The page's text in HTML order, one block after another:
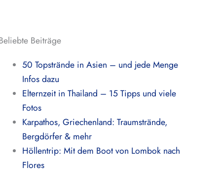
Beiträge
50 Topstrände in Asien – und jede Menge
Infos dazu
Elternzeit in Thailand – 15 Tipps und viele
Fotos
Karpathos, Griechenland: Traumstrände,
Bergdörfer & mehr
Höllentrip: Mit dem Boot von Lombok nach
Flores